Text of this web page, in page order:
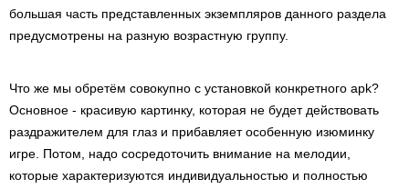
большая часть представленных экземпляров данного раздела
предусмотрены на разную возрастную группу.
Что же мы обретём совокупно с установкой конкретного apk?
Основное - красивую картинку, которая не будет действовать
раздражителем для глаз и прибавляет особенную изюминку
игре. Потом, надо сосредоточить внимание на мелодии,
которые характеризуются индивидуальностью и полностью